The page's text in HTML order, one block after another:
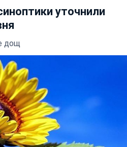
уточнили
дощ